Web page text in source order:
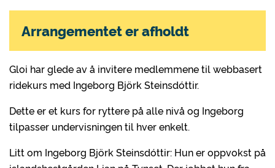
Gloi har glede av å invitere medlemmene til webbasert
ridekurs med Ingeborg Björk Steinsdóttir.
Dette er et kurs for ryttere på alle nivå og Ingeborg
tilpasser undervisningen til hver enkelt.
Litt om Ingeborg Björk Steinsdóttir: Hun er oppvokst på
Arrangementet er afholdt